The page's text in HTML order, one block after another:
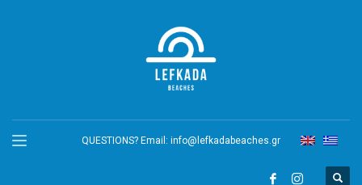
QUESTIONS? Email: info@lefkadabeaches.gr